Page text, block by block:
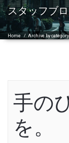
スタッフブ
Home /Archive by
手の
を。